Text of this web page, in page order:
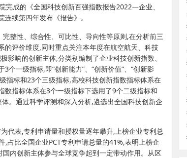
完成的《全国科技创新百强指数报告2022—企业、
续第四年发布《报告》。
整性、综合性、可比性、导向性等原则,在分析前三
评价维度,同时重点关注本年度在航空航天、科技
响的创新主体,分类别编制了企业科技创新指数、
一级指标,即“创新能力”、“创新价值”、“创新影
指标和23个三级指标,高校科技创新指数指标体系在
指标体系在3个一级指标下选用了9个二级指标和
。通过科学评测和深入分析,遴选出全国科技创新企
代表,专利申请量和授权量逐年攀升,上榜企业专利总
占比全国企业PCT专利申请总量的41%,表明上榜企
内创新主体参与全球竞争起到一定带动作用。从区